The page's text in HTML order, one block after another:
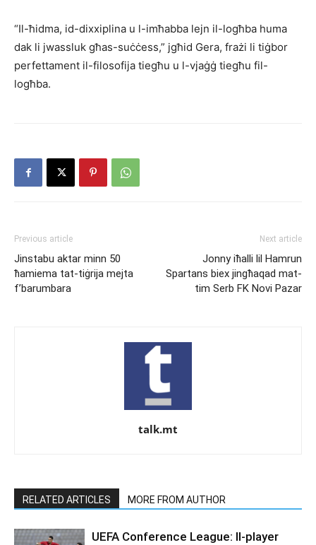
“Il-ħidma, id-dixxiplina u l-imħabba lejn il-logħba huma
dak li jwassluk għas-suċċess,” jgħid Gera, frażi li tiġbor
perfettament il-filosofija tiegħu u l-vjaġġ tiegħu fil-
logħba.
Previous article
Jinstabu aktar minn 50
ħamiema tat-tiġrija mejta
f’barumbara
Next article
Jonny iħalli lil Hamrun
Spartans biex jingħaqad mat-
tim Serb FK Novi Pazar
talk.mt
RELATED ARTICLES MORE FROM AUTHOR
UEFA Conference League: Il-player